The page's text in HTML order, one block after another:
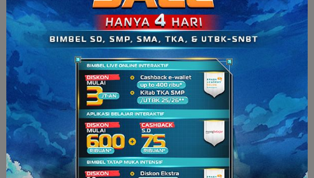
Sekarang kamu sudah mengetahui kan kenapa semut
mengeluarkan bau. Yap, bau pada semut digunakan sebagai
bentuk pertahanan diri menghadapi bahaya.
Siapa sangka, meskipun kecil ternyata semut mempunyai
kemampuan yang unik untuk bertahan hidup. Kalau kamu ingin
bertanya seputar keunikan binatang, jangan lupa tulis di komen
ya!Siapa tau pertanyaan bisa dijawab oleh Brain Academy.
Jangan lupa juga untuk belajar menggunakan
Brain Academy
Online! Karena BA Online menyediakan akses khusus untuk